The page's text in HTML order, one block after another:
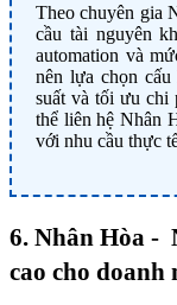
Theo chuyên gia
cầu tài nguyên
automation và
nên lựa chọn
suất và tối ưu chi
thể liên hệ Nhân
với nhu cầu thực
6. Nhân Hòa -
cao cho doanh